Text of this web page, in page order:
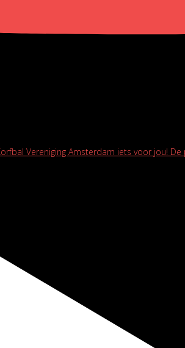
Vereniging Amsterdam iets voor jou!